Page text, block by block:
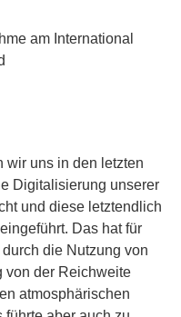
am International
wir uns in den letzten
Digitalisierung unserer
und diese letztendlich
Das hat für
die Nutzung von
von der Reichweite
atmosphärischen